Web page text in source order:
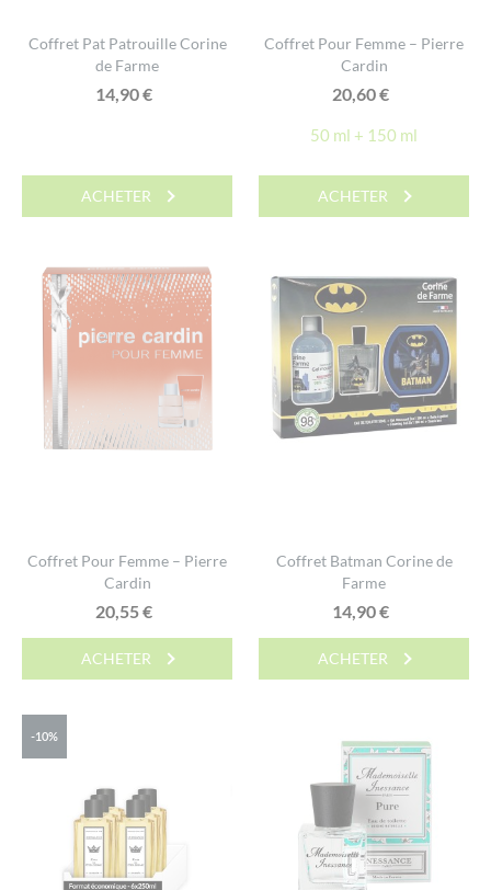
Coffret Pat Patrouille Corine
de Farme
14,90€
ACHETER
Coffret Pour Femme – Pierre
Cardin
20,60€
50 ml + 150 ml
ACHETER
Coffret Pour Femme – Pierre
Cardin
20,55€
ACHETER
Coffret Batman Corine de
Farme
14,90€
ACHETER
-10%